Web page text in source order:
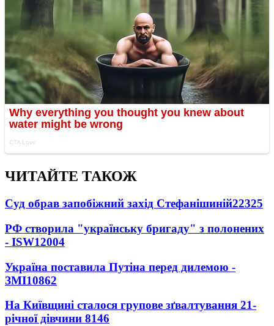
ЧИТАЙТЕ ТАКОЖ
Суд обрав запобіжний захід Стефанішиній22325
РФ створила "українську бригаду" з полонених
- ISW12004
Україна поставила Путіна перед дилемою -
ЗМІ10862
На Київщині сталося групове зґвалтування 21-
річної дівчини 8146